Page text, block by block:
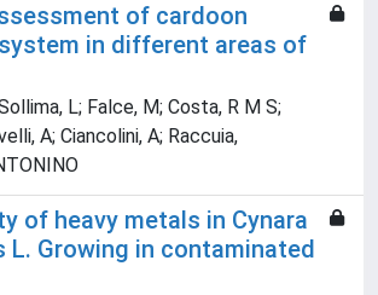
of cardoon
in different areas of
L; Falce, M; Costa, R M S;
A; Ciancolini, A; Raccuia,
of heavy metals in Cynara
L. Growing in contaminated